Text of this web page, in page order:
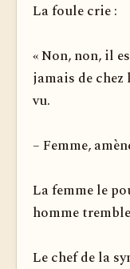
La foule crie :
« Non, non, il
jamais de chez
vu.
– Femme,
La femme le
homme
Le chef de la